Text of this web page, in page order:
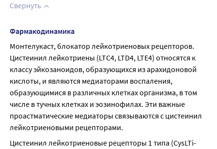
Свернуть
Фармакодинамика
Монтелукаст, блокатор лейкотриеновых рецепторов.
Цистеинил лейкотриены (LTC4, LTD4, LTE4) относятся к
классу эйкозаноидов, образующихся из арахидоновой
кислоты, и являются медиаторами воспаления,
образующимися в различных клетках организма, в том
числе в тучных клетках и эозинофилах. Эти важные
проастматические медиаторы связываются с цистеинил
лейкотриеновыми рецепторами.
Цистеинил лейкотриеновые рецепторы 1 типа (CysLTi-